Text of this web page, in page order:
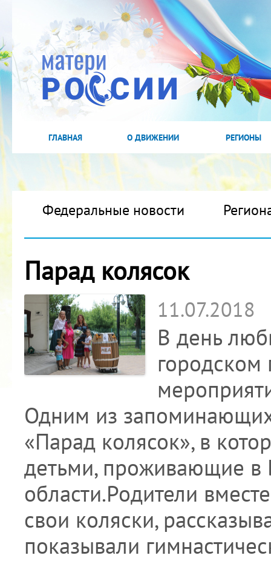
ГЛАВНАЯ О ДВИЖЕНИИ РЕГИОНЫ
Федеральные новости
Парад колясок
11.07.2018
В день
Одним из
«Парад колясок», в
детьми, проживающие в
области.Родители
свои коляски,
показывали